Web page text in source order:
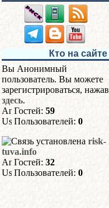
Кто на сайте
Вы Анонимный
пользователь. Вы можете
зарегистрироваться, нажав
здесь.
Гостей: 59
Пользователей: 0
risk-
tuva.info
Гостей: 32
Пользователей: 0